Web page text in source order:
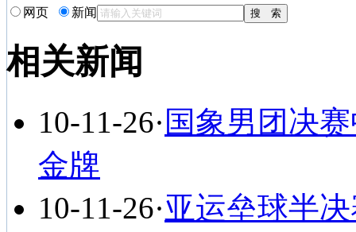
网页 新闻
相关新闻
10-11-26· 国象男团决
金牌
10-11-26·亚运垒球半